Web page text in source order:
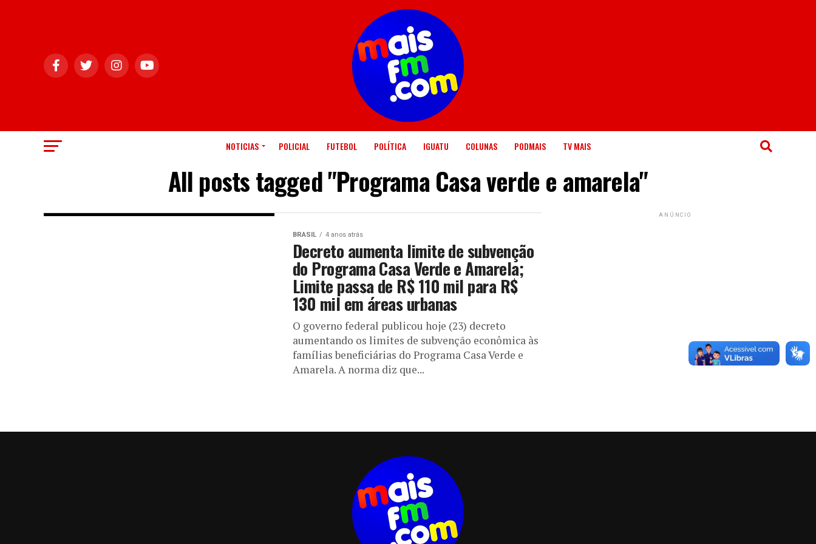
NOTICIAS POLICIAL FUTEBOL POLÍTICA IGUATU COLUNAS PODMAIS TV MAIS
All posts tagged "Programa Casa verde e amarela"
BRASIL 4 anos atrás
Decreto aumenta limite de subvenção
do Programa Casa Verde e Amarela;
Limite passa de R$ 110 mil para R$
130 mil em áreas urbanas
O governo federal publicou hoje (23) decreto
aumentando os limites de subvenção econômica às
famílias beneficiárias do Programa Casa Verde e
Amarela. A norma diz que...
ANÚNCIO